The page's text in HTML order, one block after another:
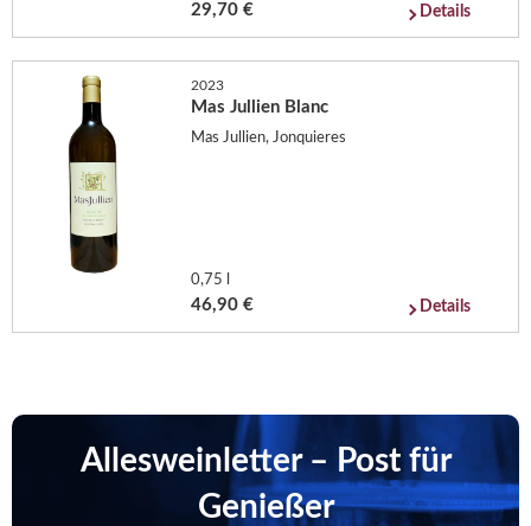
29,70 € Details
2023
Mas Jullien Blanc
Mas Jullien, Jonquieres
0,75 l
46,90 € Details
Allesweinletter – Post für
Genießer